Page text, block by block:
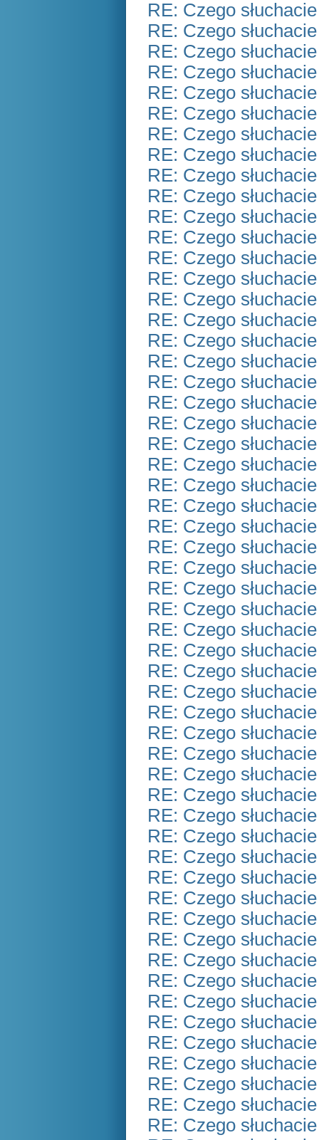
RE: Czego
RE: Czego
RE: Czego
RE: Czego
RE: Czego
RE: Czego
RE: Czego
RE: Czego
RE: Czego
RE: Czego
RE: Czego
RE: Czego
RE: Czego
RE: Czego
RE: Czego
RE: Czego
RE: Czego
RE: Czego
RE: Czego
RE: Czego
RE: Czego
RE: Czego
RE: Czego
RE: Czego
RE: Czego
RE: Czego
RE: Czego
RE: Czego
RE: Czego
RE: Czego
RE: Czego
RE: Czego
RE: Czego
RE: Czego
RE: Czego
RE: Czego
RE: Czego
RE: Czego
RE: Czego
RE: Czego
RE: Czego
RE: Czego
RE: Czego
RE: Czego
RE: Czego
RE: Czego
RE: Czego
RE: Czego
RE: Czego
RE: Czego
RE: Czego
RE: Czego
RE: Czego
RE: Czego
RE: Czego